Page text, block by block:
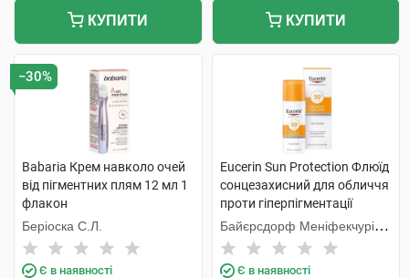
КУПИТИ КУПИТИ
−30%
Babaria Крем навколо очей
від пігментних плям 12 мл 1
флакон
Беріоска С.Л.
Є в наявності
Eucerin Sun Protection Флюїд
сонцезахисний для обличчя
проти гіперпігментації
SPF50+ 50 мл 1 флакон
Байєрсдорф Меніфекчурінг
Познань
Є в наявності